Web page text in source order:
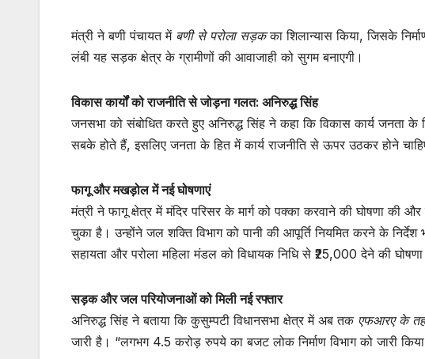
मंत्री ने बणी पंचायत में बणी से परोला सड़कका शिलान्यास किया, जिसके
लंबी यह सड़क क्षेत्र के ग्रामीणों की आवाजाही को सुगम बनाएगी।
विकास कार्यों को राजनीति से जोड़ना गलत: अनिरुद्ध सिंह
जनसभा को संबोधित करते हुए अनिरुद्ध सिंह ने कहा कि विकास कार्य जनता
सबके होते हैं, इसलिए जनता के हित में कार्य राजनीति से ऊपर उठकर होने
फागू और मखड़ोल में नई घोषणाएं
मंत्री ने फागू क्षेत्र में मंदिर परिसर के मार्ग को पक्का करवाने की घोषणा की
चुका है। उन्होंने जल शक्ति विभाग को पानी की आपूर्ति नियमित करने के
सहायता और परोला महिला मंडल को विधायक निधि से ₹25,000 देने की
सड़क और जल परियोजनाओं को मिली नई रफ्तार
अनिरुद्ध सिंह ने बताया कि कुसुम्पटी विधानसभा क्षेत्र में अब तक एफआरए के
जारी है। “लगभग 4.5 करोड़ रुपये का बजट लोक निर्माण विभाग को जारी